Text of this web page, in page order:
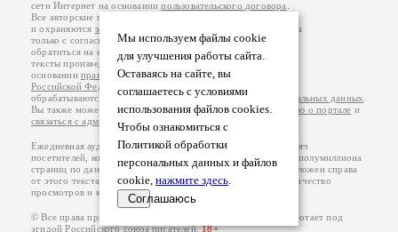
Мы используем файлы cookie
для улучшения работы сайта.
Оставаясь на сайте, вы
соглашаетесь с условиями
использования файлов cookies.
Чтобы ознакомиться с
Политикой обработки
персональных данных и файлов
cookie, нажмите здесь.
Соглашаюсь
сети Интернет на основаниипользовательского договора
Все авторские права на произведения принадлежат авторам
и охраняются законом
. Перепечатка произведений возможна
только с согласия его автора, к которому вы можете
обратиться на его авторской странице. Ответственность за
тексты произведений авторы несут самостоятельно на
основанииправил публикацииизаконодательства
Российской Федерации
обрабатываются на основанииПолитики обработки персональных данных
Вы также можете посмотреть более подробнуюинформацию о портале и
связаться с администрацией
Ежедневная аудитория портала Проза.ру – порядка 100 тысяч
посетителей, которые в общей сумме просматривают более полумиллиона
страниц по данным счетчика посещаемости, который расположен справа
от этого текста. В каждой графе указано по две цифры: количество
просмотров и количество посетителей.
© Все права принадлежат авторам, 2000-2026. Портал работает под
эгидойРоссийского союза писателей.18+